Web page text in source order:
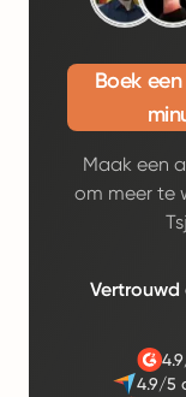
Boek
Maak een
om meer te
Vertrouwd
4.9/5